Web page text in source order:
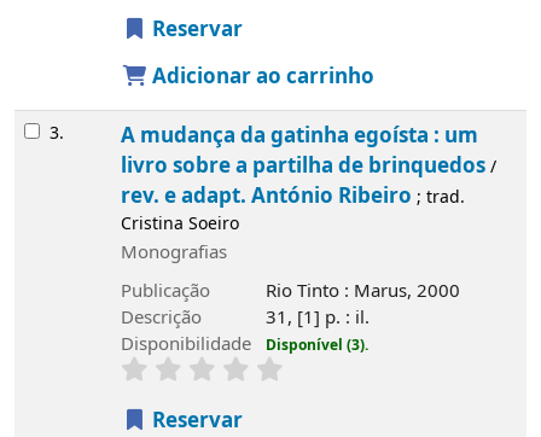
Reservar
Adicionar ao carrinho
3.
A mudança da gatinha egoísta : um
livro sobre a partilha de brinquedos/
rev. e adapt. António Ribeiro ; trad.
Cristina Soeiro
Monografias
Publicação
Rio Tinto : Marus, 2000
Descrição
31, [1] p. : il.
Disponibilidade
Disponível (3).
Reservar